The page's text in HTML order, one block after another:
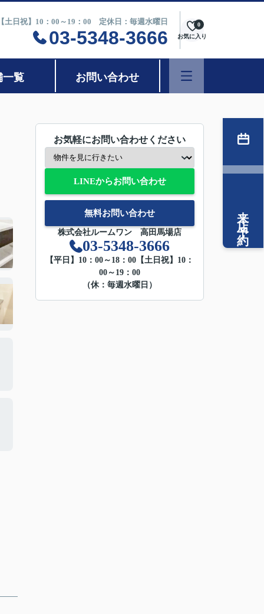
土日祝】10：00～19：00 定休日：毎週水曜日
03-5348-3666 お気に入り
0
一覧 お問い合わせ
お気軽にお問い合わせください
LINEからお問い合わせ
無料お問い合わせ
株式会社ルームワン 高田馬場店
03-5348-3666
【平日】10：00～18：00【土日祝】10：
00～19：00
（休：毎週水曜日）
来店予約